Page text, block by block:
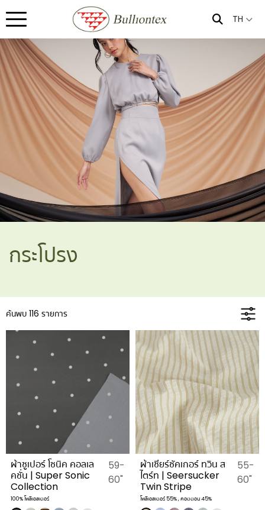
TH
กระโปรง
ค้นพบ 116 รายการ
ผ้าซูเปอร์ โซนิค คอลเล
คชั่น | Super Sonic
Collection
100% โพลีเอสเตอร์
59-
60"
ผ้าเซียร์ซัคเกอร์ ทวิน ส
ไตร์ท | Seersucker
Twin Stripe
โพลีเอสเตอร์ 55% , คอตตอน 45%
55-
60"